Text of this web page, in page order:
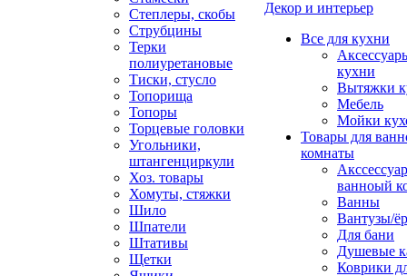
Степлеры, скобы
Струбцины
Терки
полиуретановые
Тиски, стусло
Топорища
Топоры
Торцевые головки
Угольники,
штангенциркули
Хоз. товары
Хомуты, стяжки
Шило
Шпатели
Штативы
Щетки
Декор и интерьер
Все для кухни
кухни
Вытяжки
Мебель
Мойки
Товары для
комнаты
ванноый
Ванны
Вантузы/
Для бани
Душевые
Коврики